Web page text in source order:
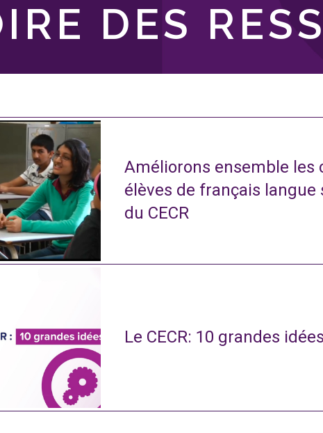
DES
Améliorons ensemble les
élèves de français langue
du CECR
Le CECR: 10 grandes idées